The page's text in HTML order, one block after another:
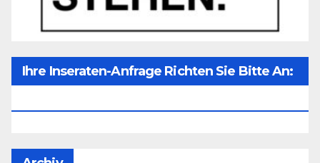
Ihre Inseraten-Anfrage Richten Sie Bitte An: